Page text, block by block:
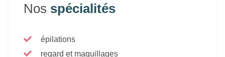
Nos spécialités
épilations
regard et maquillages